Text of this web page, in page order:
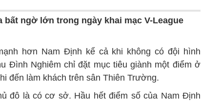
bất ngờ lớn trong ngày khai mạc V-League
hơn Nam Định kể cả khi không có đội hình
Đình Nghiêm chỉ đặt mục tiêu giành một điểm ở
đến làm khách trên sân Thiên Trường.
đô là có cơ sở. Hầu hết điểm số của Nam Định